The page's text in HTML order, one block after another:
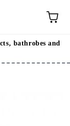
bathrobes and